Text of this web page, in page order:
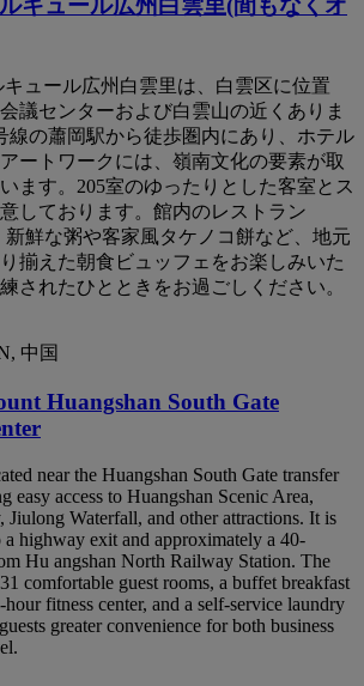
キュール広州白雲里(間もなくオ
キュール広州白雲里は、白雲区に位置
議センターおよび白雲山の近くありま
線の蕭岡駅から徒歩圏内にあり、ホテル
ートワークには、嶺南文化の要素が取
ます。205室のゆったりとした客室とス
しております。館内のレストラン
新鮮な粥や客家風タケノコ餅など、地元
揃えた朝食ビュッフェをお楽しみいた
されたひとときをお過ごしください。
中国
Huangshan South Gate
near the Huangshan South Gate transfer
easy access to Huangshan Scenic Area,
Jiulong Waterfall, and other attractions. It is
a highway exit and approximately a 40-
Hu angshan North Railway Station. The
comfortable guest rooms, a buffet breakfast
hour fitness center, and a self-service laundry
greater convenience for both business